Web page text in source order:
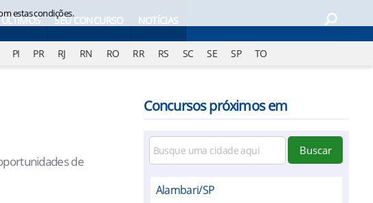
ÚLTIMOS SEU CONCURSO NOTÍCIAS
PI PR RJ RN RO RR RS SC SE SP TO
de
Concursos próximos em
Buscar
Alambari/SP
estas condições.